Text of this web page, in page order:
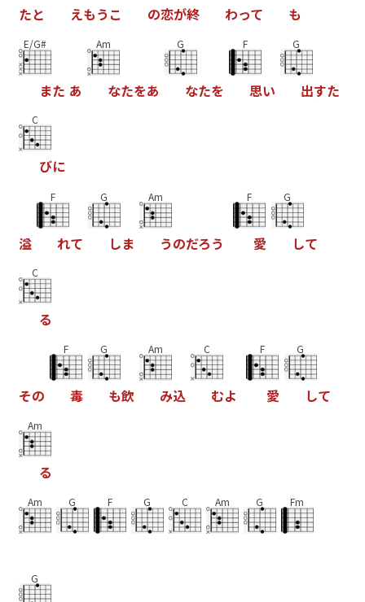
たと えもう こ の恋が終 わって も
E/G#
また あ
Am
なたをあ
G
なたを
F
思い
G
出すた
C
びに
溢
F
れて
G
しま
Am
うのだろう
F
愛
G
して
C
る
その
F
毒
G
も飲
Am
み込
C
むよ
F
愛
G
して
Am
る
Am G F G C Am G Fm
G